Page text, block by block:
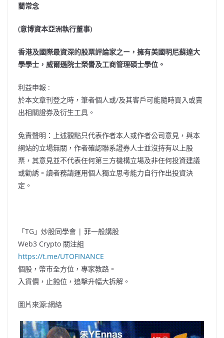
藺常念
(意博資本亞洲執行董事)
香港及國際最資深的股票評論家之ー，擁有美國明尼蘇達大
學學士，威爾遜院士榮譽及工商管理碩士學位。
利益申報 :
於本文章刊登之時，筆者個人或/及其客戶可能隨時買入或賣
出相關證券及衍生工具。
免責聲明：上述觀點只代表作者本人或作者公司意見，與本
網站的立場無關，作者確認聯系證券人士並沒持有以上股
票，其意見並不代表任何第三方機構立場及非任何投資建議
或勸誘。讀者務請運用個人獨立思考能力自行作出投資決
定。
「TG」炒股同學會 | 菲一般講股
Web3 Crypto 關注組
https://t.me/UTOFINANCE
個股，幣市全方位，專家教路。
入貨價，止蝕位，追擊升幅大拆解。
圖片來源:網絡